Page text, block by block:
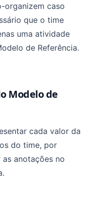
organizem caso
que o time
uma atividade
de Referência.
Modelo de
cada valor da
do time, por
anotações no